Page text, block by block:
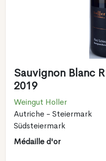
Sauvignon Blanc
2019
Weingut Holler
Autriche - Steiermark
Südsteiermark
Médaille d'or